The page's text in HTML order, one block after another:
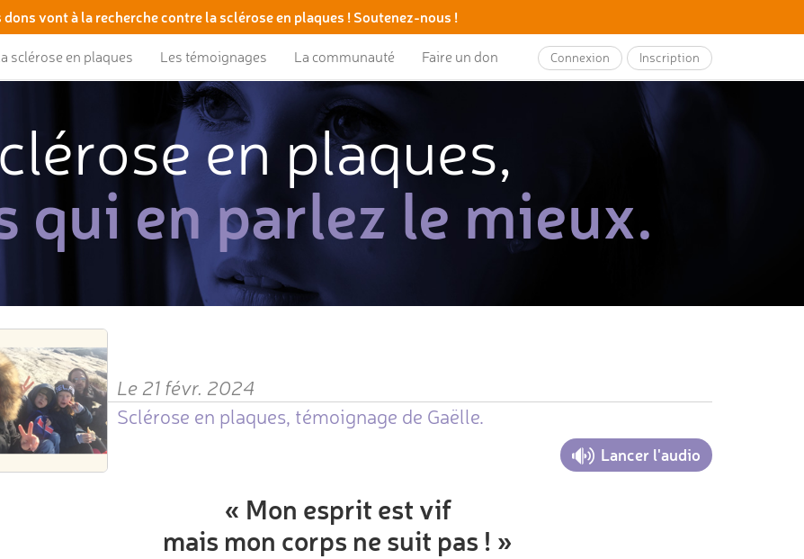
dons vont à la recherche contre la sclérose en plaques ! Soutenez-nous !
sclérose en plaques Les témoignages La communauté Faire un don Connexion Inscription
en plaques,
qui en parlez le mieux.
Le 21 févr. 2024
Sclérose en plaques, témoignage de Gaëlle.
Lancer l'audio
« Mon esprit est vif
mais mon corps ne suit pas ! »